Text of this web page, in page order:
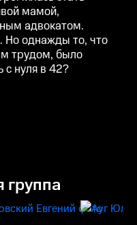
мамой,
адвокатом.
Но однажды то, что
трудом, было
с нуля в 42?